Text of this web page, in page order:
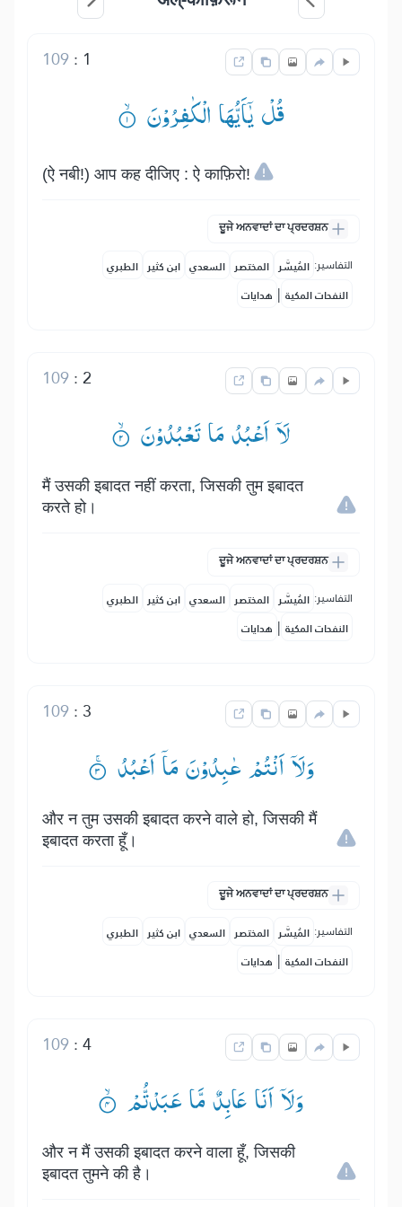
1
:
109
قُلْ یٰۤاَیُّهَا الْكٰفِرُوْنَ ۟ۙ
(ऐ नबी!) आप कह दीजिए : ऐ काफ़िरो!
ਦੂਜੇ ਅਨਵਾਦਾਂ ਦਾ ਪ੍ਰਦਰਸ਼ਨ
التفاسير: المُيسَّر المختصر السعدي ابن كثير الطبري
النفحات المكية | هدايات
2
:
109
لَاۤ اَعْبُدُ مَا تَعْبُدُوْنَ ۟ۙ
मैं उसकी इबादत नहीं करता, जिसकी तुम इबादत
करते हो।
ਦੂਜੇ ਅਨਵਾਦਾਂ ਦਾ ਪ੍ਰਦਰਸ਼ਨ
التفاسير: المُيسَّر المختصر السعدي ابن كثير الطبري
النفحات المكية | هدايات
3
:
109
وَلَاۤ اَنْتُمْ عٰبِدُوْنَ مَاۤ اَعْبُدُ ۟ۚ
और न तुम उसकी इबादत करने वाले हो, जिसकी मैं
इबादत करता हूँ।
ਦੂਜੇ ਅਨਵਾਦਾਂ ਦਾ ਪ੍ਰਦਰਸ਼ਨ
التفاسير: المُيسَّر المختصر السعدي ابن كثير الطبري
النفحات المكية | هدايات
4
:
109
وَلَاۤ اَنَا عَابِدٌ مَّا عَبَدْتُّمْ ۟ۙ
और न मैं उसकी इबादत करने वाला हूँ, जिसकी
इबादत तुमने की है।